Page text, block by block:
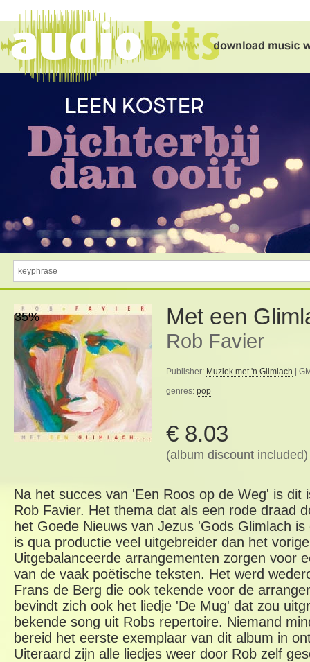
35% Met een
Rob Favier
Publisher: Muziek met 'n Glimlach |
genres: pop
€ 8.03
(album discount included)
Na het succes van 'Een Roos op de Weg' is dit
Rob Favier. Het thema dat als een rode draad
het Goede Nieuws van Jezus 'Gods Glimlach
is qua productie veel uitgebreider dan het
Uitgebalanceerde arrangementen zorgen voor
van de vaak poëtische teksten. Het werd
Frans de Berg die ook tekende voor de
bevindt zich ook het liedje 'De Mug' dat zou
bekende song uit Robs repertoire. Niemand
bereid het eerste exemplaar van dit album in
Uiteraard zijn alle liedjes weer door Rob zelf